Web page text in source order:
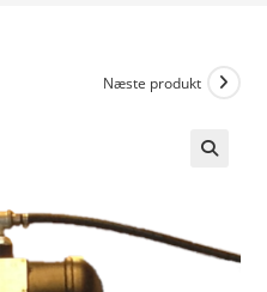
Næste produkt